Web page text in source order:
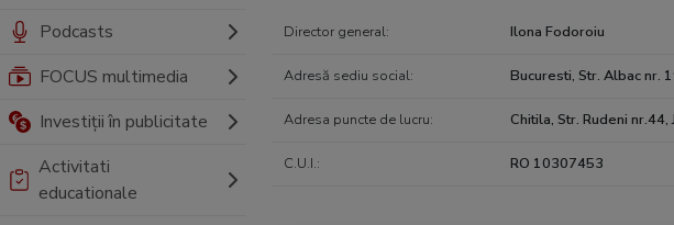
Podcasts
FOCUS multimedia
Investiții în publicitate
Activitati
educationale
Director general: Ilona Fodoroiu
Adresă sediu social: Bucuresti, Str. Albac nr.
Adresa puncte de lucru: Chitila, Str. Rudeni
C.U.I.: RO 10307453